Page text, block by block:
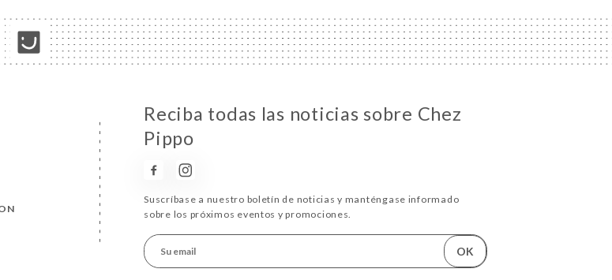
Reciba todas las noticias sobre Chez
Pippo
Suscríbase a nuestro boletín de noticias y manténgase informado
sobre los próximos eventos y promociones.
OK